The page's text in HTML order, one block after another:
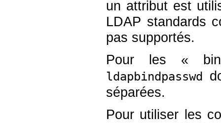
un attribut est
LDAP standards
pas supportés.
Pour les «
ldapbindpasswd
séparées.
Pour utiliser les